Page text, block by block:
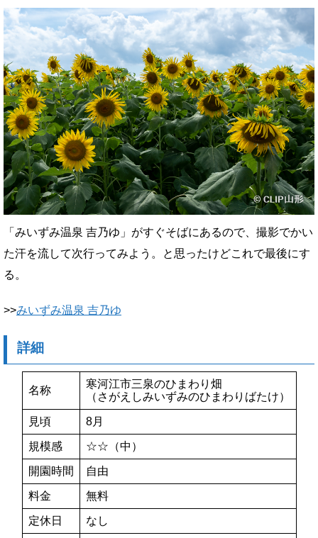
「みいずみ温泉 吉乃ゆ」がすぐそばにあるので、撮影でかい
た汗を流して次行ってみよう。と思ったけどこれで最後にす
る。
>>みいずみ温泉 吉乃ゆ
詳細
名称
寒河江市三泉のひまわり畑
（さがえしみいずみのひまわりばたけ）
見頃 8月
規模感 ☆☆（中）
開園時間 自由
料金 無料
定休日 なし